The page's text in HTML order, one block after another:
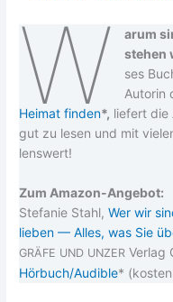
W
ar­um
ste­hen
ses
Autorin
Hei­mat fin­den*, lie­fert die
gut zu lesen und mit
lens­wert!
Zum Ama­zon-Ange­bot:
Ste­fa­nie Stahl,Wer wir
lie­ben — Alles, was Sie
GRÄFE UND UNZER Ver­lag
Hörbuch/Audible*